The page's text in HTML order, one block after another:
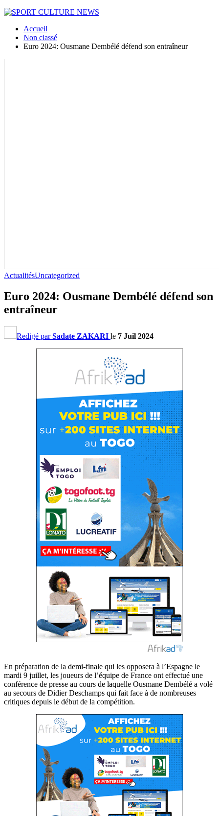
Accueil
Non classé
Euro 2024: Ousmane Dembélé défend son entraîneur
ActualitésUncategorized
Euro 2024: Ousmane Dembélé défend son
entraîneur
Redigé parSadate ZAKARI le 7 Juil 2024
En préparation de la demi-finale qui les opposera à l’Espagne le
mardi 9 juillet, les joueurs de l’équipe de France ont effectué une
conférence de presse au cours de laquelle Ousmane Dembélé a volé
au secours de Didier Deschamps qui fait face à de nombreuses
critiques depuis le début de la compétition.